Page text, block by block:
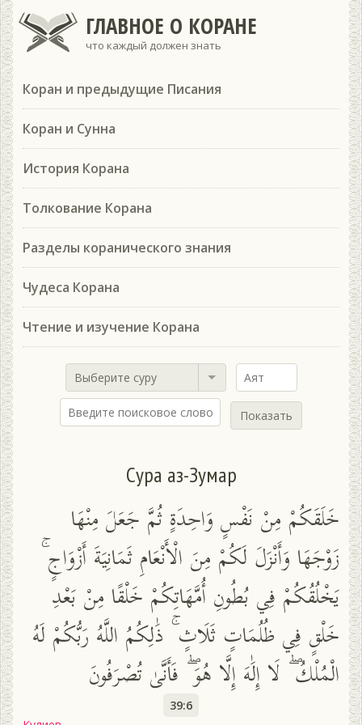
ГЛАВНОЕ О КОРАНЕ
что каждый должен знать
Коран и предыдущие Писания
Коран и Сунна
История Корана
Толкование Корана
Разделы коранического знания
Чудеса Корана
Чтение и изучение Корана
Выберите суру
Показать
Сура аз-Зумар
خَلَقَكُمْ مِنْ نَفْسٍ وَاحِدَةٍ ثُمَّ جَعَلَ مِنْهَا
زَوْجَهَا وَأَنْزَلَ لَكُمْ مِنَ الْأَنْعَامِ ثَمَانِيَةَ أَزْوَاجٍ ۚ
يَخْلُقُكُمْ فِي بُطُونِ أُمَّهَاتِكُمْ خَلْقًا مِنْ بَعْدِ
خَلْقٍ فِي ظُلُمَاتٍ ثَلَاثٍ ۚ ذَٰلِكُمُ اللَّهُ رَبُّكُمْ لَهُ
الْمُلْكُ ۖ لَا إِلَٰهَ إِلَّا هُوَ ۖ فَأَنَّىٰ تُصْرَفُونَ
39:6